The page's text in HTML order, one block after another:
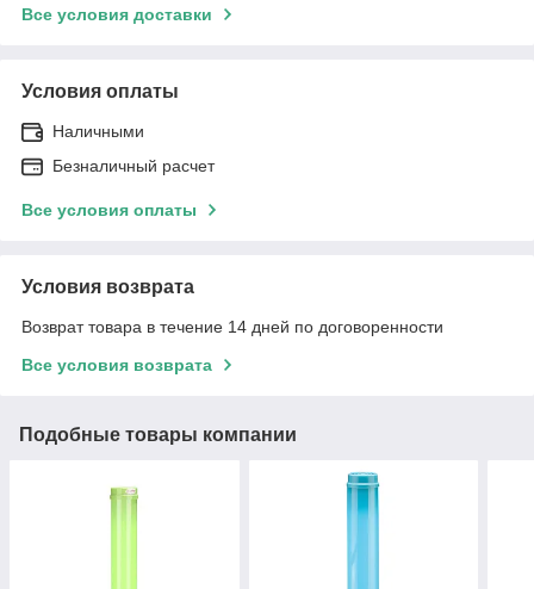
Все условия доставки
Условия оплаты
Наличными
Безналичный расчет
Все условия оплаты
Условия возврата
Возврат товара в течение 14 дней по договоренности
Все условия возврата
Подобные товары компании